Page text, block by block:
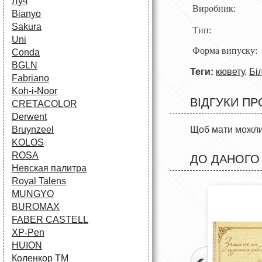
Bianyo
Sakura
Uni
Conda
BGLN
Fabriano
Koh-i-Noor
CRETACOLOR
Derwent
Bruynzeel
KOLOS
ROSA
Невская палитра
Royal Talens
MUNGYO
BUROMAX
FABER CASTELL
XP-Pen
HUION
Коленкор ТМ
Тип:
Форма
Теги: кювету,
ВІДГУКИ
Щоб мати
ДО